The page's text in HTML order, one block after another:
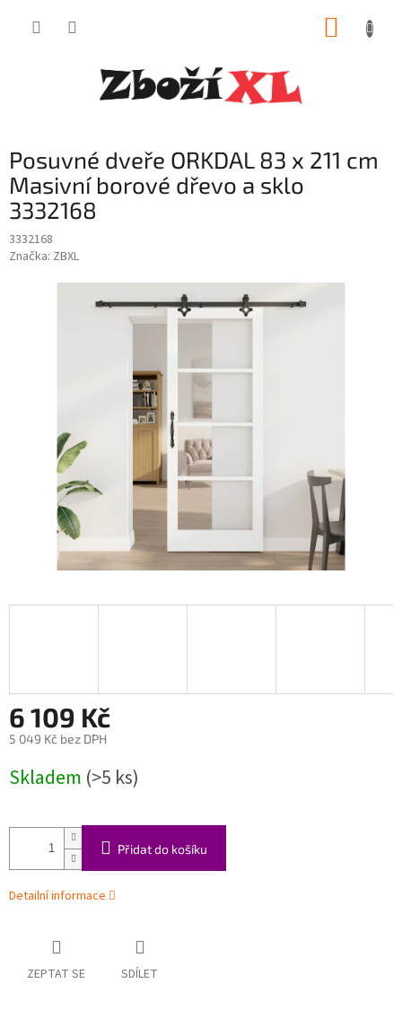
Posuvné dveře ORKDAL 83 x 211 cm
Masivní borové dřevo a sklo
3332168
3332168
Značka: ZBXL
6 109 Kč
5 049 Kč bez DPH
cena:
Skladem (>5 ks)
Přidat do košíku
Detailní informace
ZEPTAT SE SDÍLET